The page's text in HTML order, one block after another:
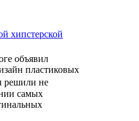
хипстерской
объявил
пластиковых
решили не
самых